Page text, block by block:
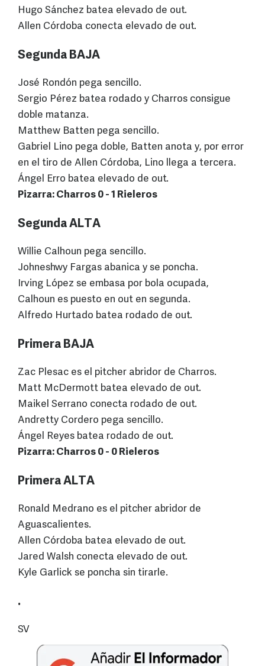
Hugo Sánchez batea elevado de out.
Allen Córdoba conecta elevado de out.
Segunda BAJA
José Rondón pega sencillo.
Sergio Pérez batea rodado y Charros consigue
doble matanza.
Matthew Batten pega sencillo.
Gabriel Lino pega doble, Batten anota y, por error
en el tiro de Allen Córdoba, Lino llega a tercera.
Ángel Erro batea elevado de out.
Pizarra: Charros 0 - 1 Rieleros
Segunda ALTA
Willie Calhoun pega sencillo.
Johneshwy Fargas abanica y se poncha.
Irving López se embasa por bola ocupada,
Calhoun es puesto en out en segunda.
Alfredo Hurtado batea rodado de out.
Primera BAJA
Zac Plesac es el pitcher abridor de Charros.
Matt McDermott batea elevado de out.
Maikel Serrano conecta rodado de out.
Andretty Cordero pega sencillo.
Ángel Reyes batea rodado de out.
Pizarra: Charros 0 - 0 Rieleros
Primera ALTA
Ronald Medrano es el pitcher abridor de
Aguascalientes.
Allen Córdoba batea elevado de out.
Jared Walsh conecta elevado de out.
Kyle Garlick se poncha sin tirarle.
.
SV